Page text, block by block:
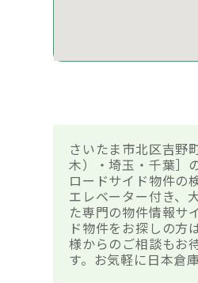
さいたま市北区吉野
木）・埼玉・千葉］
ロードサイド物件の
エレベーター付き、
た専門の物件情報サ
ド物件をお探しの方
様からのご相談もお
す。お気軽に日本倉